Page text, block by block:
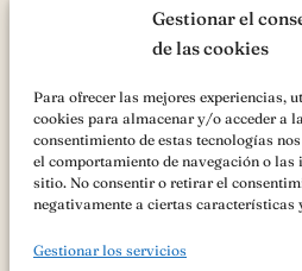
Gestionar el
de las cookies
Para ofrecer las mejores experiencias,
cookies para almacenar y/o acceder a
consentimiento de estas tecnologías
el comportamiento de navegación o las
sitio. No consentir o retirar el
negativamente a ciertas características
Gestionar los servicios
AsociaciónIGP Cordero Segureño
ha
Unión Europea con cargo al
productos agrícolas y alimenticios en
(Intervención 7132)»Ayudas FEADER ,
PROMOCIÓN DEL MERCADO